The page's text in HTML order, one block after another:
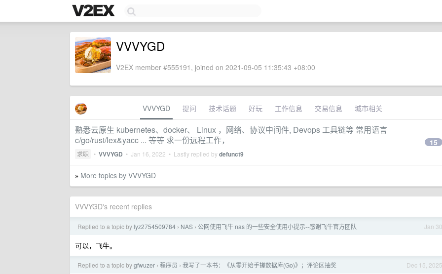
VVVYGD
V2EX member #555191, joined on 2021-09-05 11:35:43 +08:00
VVVYGD 提问 技术话题 好玩 工作信息 交易信息 城市相关
熟悉云原生 kubernetes、docker、 Linux ，网络、协议中间件, Devops 工具链等 常用语言
c/go/rust/lex&yacc ... 等等 求一份远程工作，
求职 • VVVYGD • Jan 16, 2022 • Lastly replied bydefunct9
15
» More topics by VVVYGD
VVVYGD's recent replies
Jan 30
Replied to a topic by lyz2754509784 › NAS › 公网使用飞牛 nas 的一些安全使用小提示--感谢飞牛官方团队
可以，飞牛。
Dec 15, 2025
Replied to a topic bygfwuzer › 程序员 › 我写了一本书：《从零开始手搓数据库(Go)》；评论区抽奖